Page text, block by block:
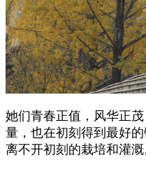
她们青春正值，风华正
量，也在初刻得到最好
离不开初刻的栽培和灌溉